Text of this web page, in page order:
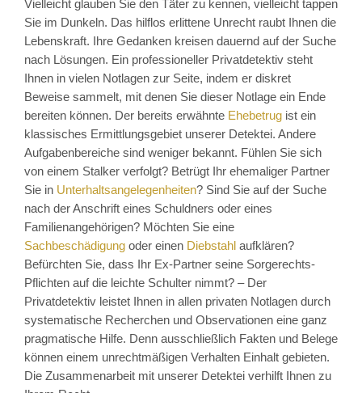
Vielleicht glauben Sie den Täter zu kennen, vielleicht tappen
Sie im Dunkeln. Das hilflos erlittene Unrecht raubt Ihnen die
Lebenskraft. Ihre Gedanken kreisen dauernd auf der Suche
nach Lösungen. Ein professioneller Privatdetektiv steht
Ihnen in vielen Notlagen zur Seite, indem er diskret
Beweise sammelt, mit denen Sie dieser Notlage ein Ende
bereiten können. Der bereits erwähnte Ehebetrug ist ein
klassisches Ermittlungsgebiet unserer Detektei. Andere
Aufgabenbereiche sind weniger bekannt. Fühlen Sie sich
von einem Stalker verfolgt? Betrügt Ihr ehemaliger Partner
Sie in Unterhaltsangelegenheiten? Sind Sie auf der Suche
nach der Anschrift eines Schuldners oder eines
Familienangehörigen? Möchten Sie eine
Sachbeschädigung oder einen Diebstahl aufklären?
Befürchten Sie, dass Ihr Ex-Partner seine Sorgerechts-
Pflichten auf die leichte Schulter nimmt? – Der
Privatdetektiv leistet Ihnen in allen privaten Notlagen durch
systematische Recherchen und Observationen eine ganz
pragmatische Hilfe. Denn ausschließlich Fakten und Belege
können einem unrechtmäßigen Verhalten Einhalt gebieten.
Die Zusammenarbeit mit unserer Detektei verhilft Ihnen zu